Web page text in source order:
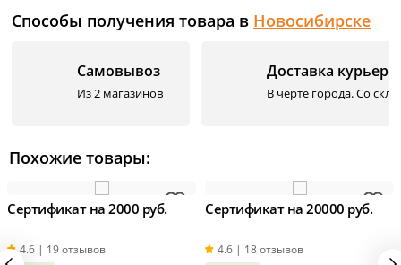
Способы получения товара в Новосибирске
Самовывоз
Из 2 магазинов
Доставка
В черте города. Со
Похожие товары:
Сертификат на 2000 руб.
4.6 | 19 отзывов
Сертификат на 20000 руб.
4.6 | 18 отзывов